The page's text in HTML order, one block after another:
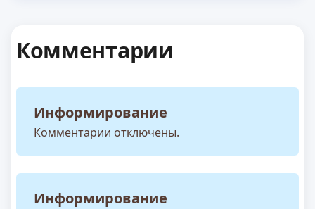
Комментарии
Информирование
Комментарии отключены.
Информирование